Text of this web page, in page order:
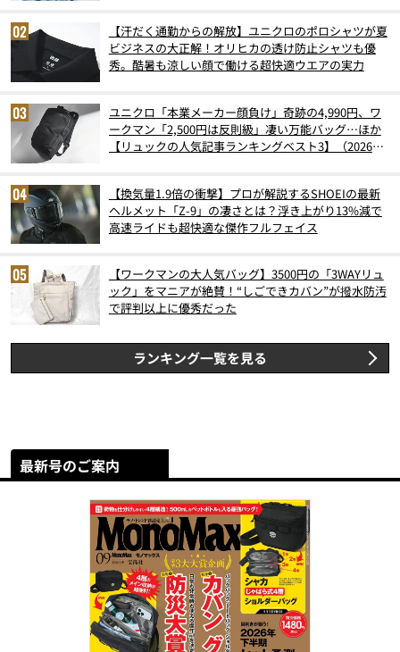
【汗だく通勤からの解放】ユニクロのポロシャツが夏
ビジネスの大正解！オリヒカの透け防止シャツも優
秀。酷暑も涼しい顔で働ける超快適ウエアの実力
ユニクロ「本業メーカー顔負け」奇跡の4,990円、ワ
ークマン「2,500円は反則級」凄い万能バッグ…ほか
【リュックの人気記事ランキングベスト3】（2026年
【換気量1.9倍の衝撃】プロが解説するSHOEIの最新
ヘルメット「Z-9」の凄さとは？浮き上がり13%減で
高速ライドも超快適な傑作フルフェイス
【ワークマンの大人気バッグ】3500円の「3WAYリュ
ック」をマニアが絶賛！“しごできカバン”が撥水防汚
で評判以上に優秀だった
ランキング一覧を見る
最新号のご案内